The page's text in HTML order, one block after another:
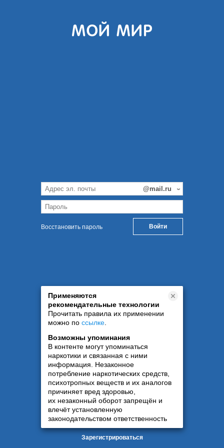
Восстановить пароль
Применяются
рекомендательные технологии
Прочитать правила их применении
можно по ссылке
Возможны упоминания
В контенте могут упоминаться
наркотики и связанная с ними
информация. Незаконное
потребление наркотических средств,
психотропных веществ и их аналогов
причиняет вред здоровью,
их незаконный оборот запрещён и
влечёт установленную
законодательством ответственность
Зарегистрироваться